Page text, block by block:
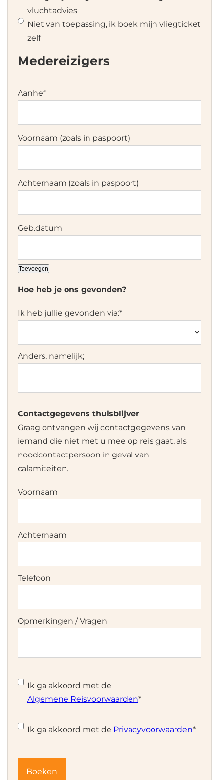
vluchtadvies
Niet van toepassing, ik boek mijn vliegticket
zelf
Medereizigers
Toevoegen
Hoe heb je ons gevonden?
Ik heb jullie gevonden via:*
Anders, namelijk;
Contactgegevens thuisblijver
Graag ontvangen wij contactgegevens van
iemand die niet met u mee op reis gaat, als
noodcontactpersoon in geval van
calamiteiten.
Voornaam
Achternaam
Telefoon
Opmerkingen / Vragen
Instemming
Ik ga akkoord met de
Algemene Reisvoorwaarden*
Instemming
Ik ga akkoord met de Privacyvoorwaarden*